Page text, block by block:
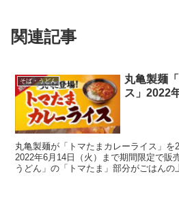
関連記事
そば・うどん
丸亀製麺
ス」2022
丸亀製麺が「トマたまカレーライス」を
2022年6月14日（火）まで期間限定で販
うどん」の「トマたま」部分がごはんの
す。元々「トマたまカレーうどん」には